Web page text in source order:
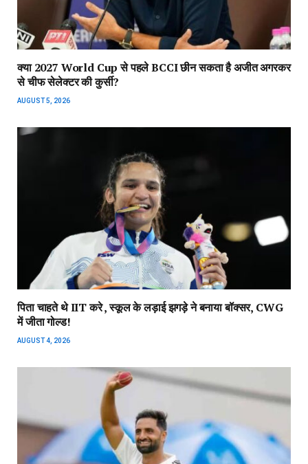
क्या 2027 World Cup से पहले BCCI छीन सकता है अजीत अगरकर
से चीफ सेलेक्टर की कुर्सी?
AUGUST 5, 2026
पिता चाहते थे IIT करे , स्कूल के लड़ाई झगड़े ने बनाया बॉक्सर, CWG
में जीता गोल्ड!
AUGUST 4, 2026